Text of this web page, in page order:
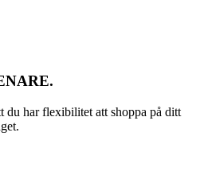
du har flexibilitet att shoppa på ditt